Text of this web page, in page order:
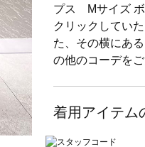
プス Mサイズ
クリックしてい
た、その横にあ
の他のコーデを
着用アイテム